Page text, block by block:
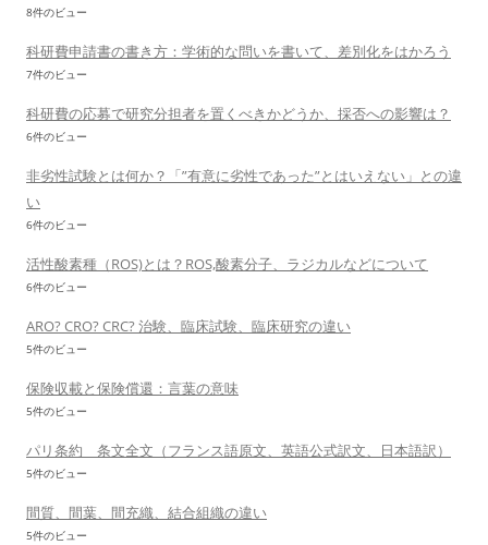
8件のビュー
科研費申請書の書き方：学術的な問いを書いて、差別化をはかろう
7件のビュー
科研費の応募で研究分担者を置くべきかどうか、採否への影響は？
6件のビュー
非劣性試験とは何か？「”有意に劣性であった”とはいえない」との違
い
6件のビュー
活性酸素種（ROS)とは？ROS,酸素分子、ラジカルなどについて
6件のビュー
ARO? CRO? CRC? 治験、臨床試験、臨床研究の違い
5件のビュー
保険収載と保険償還：言葉の意味
5件のビュー
パリ条約 条文全文（フランス語原文、英語公式訳文、日本語訳）
5件のビュー
間質、間葉、間充織、結合組織の違い
5件のビュー